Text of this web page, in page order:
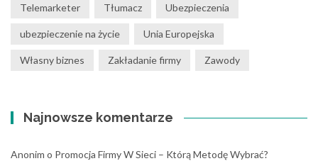
Telemarketer Tłumacz Ubezpieczenia
ubezpieczenie na życie Unia Europejska
Własny biznes Zakładanie firmy Zawody
Najnowsze komentarze
Anonim o Promocja Firmy W Sieci – Którą Metodę Wybrać?